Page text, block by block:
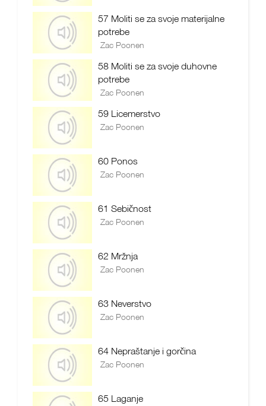
57 Moliti se za svoje materijalne
potrebe
Zac Poonen
58 Moliti se za svoje duhovne
potrebe
Zac Poonen
59 Licemerstvo
Zac Poonen
60 Ponos
Zac Poonen
61 Sebičnost
Zac Poonen
62 Mržnja
Zac Poonen
63 Neverstvo
Zac Poonen
64 Nepraštanje i gorčina
Zac Poonen
65 Laganje